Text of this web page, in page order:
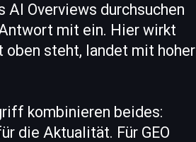
AI Overviews durchsuchen
mit ein. Hier wirkt
oben steht, landet mit hoher
kombinieren beides:
die Aktualität. Für GEO